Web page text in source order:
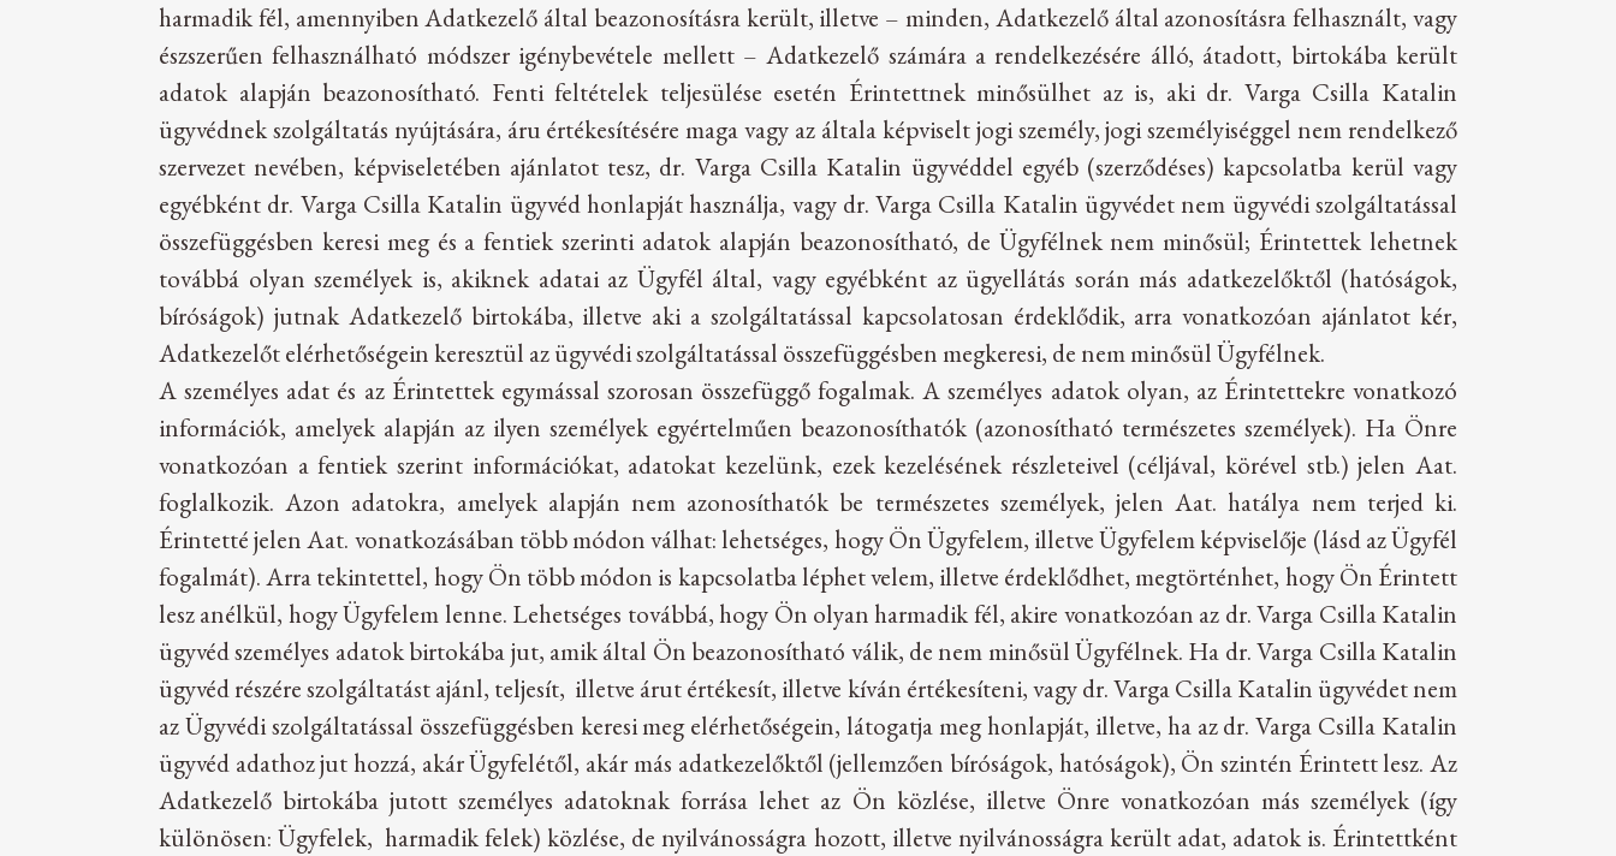
harmadik fél, amennyiben Adatkezelő által beazonosításra került, illetve – minden, Adatkezelő által azonosításra felhasznált, vagy
észszerűen felhasználható módszer igénybevétele mellett – Adatkezelő számára a rendelkezésére álló, átadott, birtokába került
adatok alapján beazonosítható. Fenti feltételek teljesülése esetén Érintettnek minősülhet az is, aki dr. Varga Csilla Katalin
ügyvédnek szolgáltatás nyújtására, áru értékesítésére maga vagy az általa képviselt jogi személy, jogi személyiséggel nem rendelkező
szervezet nevében, képviseletében ajánlatot tesz, dr. Varga Csilla Katalin ügyvéddel egyéb (szerződéses) kapcsolatba kerül vagy
egyébként dr. Varga Csilla Katalin ügyvéd honlapját használja, vagy dr. Varga Csilla Katalin ügyvédet nem ügyvédi szolgáltatással
összefüggésben keresi meg és a fentiek szerinti adatok alapján beazonosítható, de Ügyfélnek nem minősül; Érintettek lehetnek
továbbá olyan személyek is, akiknek adatai az Ügyfél által, vagy egyébként az ügyellátás során más adatkezelőktől (hatóságok,
bíróságok) jutnak Adatkezelő birtokába, illetve aki a szolgáltatással kapcsolatosan érdeklődik, arra vonatkozóan ajánlatot kér,
Adatkezelőt elérhetőségein keresztül az ügyvédi szolgáltatással összefüggésben megkeresi, de nem minősül Ügyfélnek.
A személyes adat és az Érintettek egymással szorosan összefüggő fogalmak. A személyes adatok olyan, az Érintettekre vonatkozó
információk, amelyek alapján az ilyen személyek egyértelműen beazonosíthatók (azonosítható természetes személyek). Ha Önre
vonatkozóan a fentiek szerint információkat, adatokat kezelünk, ezek kezelésének részleteivel (céljával, körével stb.) jelen Aat.
foglalkozik. Azon adatokra, amelyek alapján nem azonosíthatók be természetes személyek, jelen Aat. hatálya nem terjed ki.
Érintetté jelen Aat. vonatkozásában több módon válhat: lehetséges, hogy Ön Ügyfelem, illetve Ügyfelem képviselője (lásd az Ügyfél
fogalmát). Arra tekintettel, hogy Ön több módon is kapcsolatba léphet velem, illetve érdeklődhet, megtörténhet, hogy Ön Érintett
lesz anélkül, hogy Ügyfelem lenne. Lehetséges továbbá, hogy Ön olyan harmadik fél, akire vonatkozóan az dr. Varga Csilla Katalin
ügyvéd személyes adatok birtokába jut, amik által Ön beazonosítható válik, de nem minősül Ügyfélnek. Ha dr. Varga Csilla Katalin
ügyvéd részére szolgáltatást ajánl, teljesít, illetve árut értékesít, illetve kíván értékesíteni, vagy dr. Varga Csilla Katalin ügyvédet nem
az Ügyvédi szolgáltatással összefüggésben keresi meg elérhetőségein, látogatja meg honlapját, illetve, ha az dr. Varga Csilla Katalin
ügyvéd adathoz jut hozzá, akár Ügyfelétől, akár más adatkezelőktől (jellemzően bíróságok, hatóságok), Ön szintén Érintett lesz. Az
Adatkezelő birtokába jutott személyes adatoknak forrása lehet az Ön közlése, illetve Önre vonatkozóan más személyek (így
különösen: Ügyfelek, harmadik felek) közlése, de nyilvánosságra hozott, illetve nyilvánosságra került adat, adatok is. Érintettként